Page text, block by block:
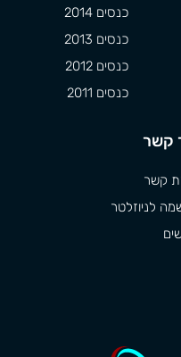
כנסים 2014
כנסים 2013
כנסים 2012
כנסים 2011
קשר
קשר
לניוזלטר